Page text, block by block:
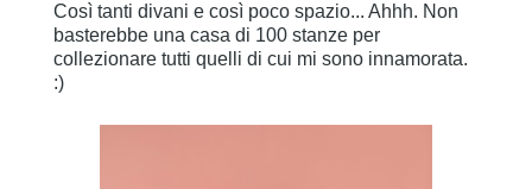
Così tanti divani e così poco spazio... Ahhh. Non
basterebbe una casa di 100 stanze per
collezionare tutti quelli di cui mi sono innamorata.
:)